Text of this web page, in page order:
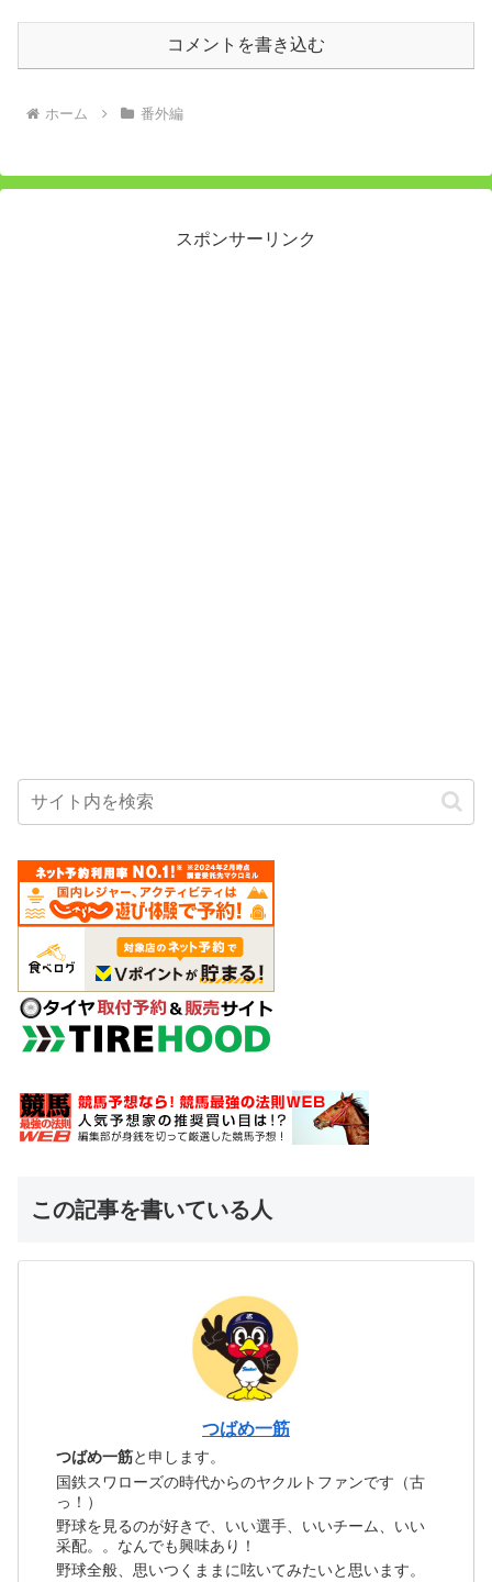
コメントを書き込む
ホーム 番外編
スポンサーリンク
この記事を書いている人
つばめ一筋
つばめ一筋と申します。
国鉄スワローズの時代からのヤクルトファンです（古
っ！）
野球を見るのが好きで、いい選手、いいチーム、いい
采配。。なんでも興味あり！
野球全般、思いつくままに呟いてみたいと思います。